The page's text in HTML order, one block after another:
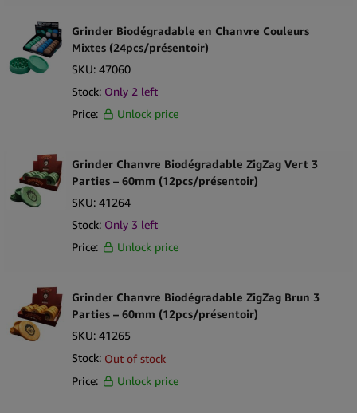
Grinder Biodégradable en Chanvre Couleurs
Mixtes (24pcs/présentoir)
SKU: 47060
Stock: Only 2 left
Price:
Unlock price
Grinder Chanvre Biodégradable ZigZag Vert 3
Parties – 60mm (12pcs/présentoir)
SKU: 41264
Stock: Only 3 left
Price:
Unlock price
Grinder Chanvre Biodégradable ZigZag Brun 3
Parties – 60mm (12pcs/présentoir)
SKU: 41265
Stock: Out of stock
Price:
Unlock price